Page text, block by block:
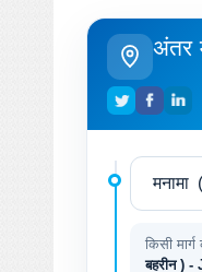
अंतर
किसी
बहरीन ) -